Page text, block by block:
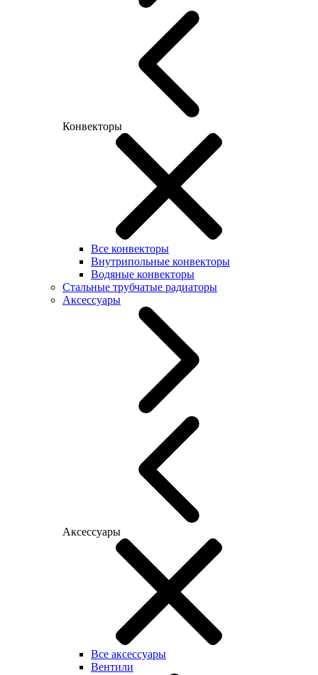
Конвекторы
Все конвекторы
Внутрипольные конвекторы
Водяные конвекторы
Стальные трубчатые радиаторы
Аксессуары
Аксессуары
Все аксессуары
Вентили